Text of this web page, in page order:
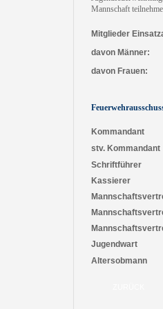
Mannschaft
Mitglieder
davon Männer:
davon Frauen:
Kommandant
stv. Kommandant
Schriftführer
Kassierer
Jugendwart
Altersobmann